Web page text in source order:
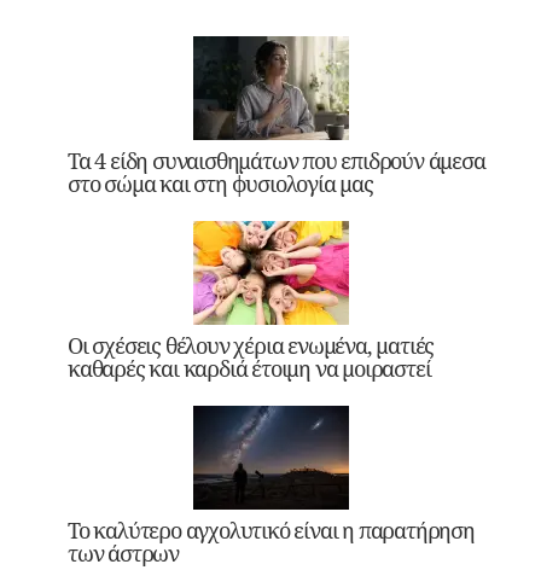
Τα 4 είδη συναισθημάτων που επιδρούν άμεσα
στο σώμα και στη φυσιολογία μας
Οι σχέσεις θέλουν χέρια ενωμένα, ματιές
καθαρές και καρδιά έτοιμη να μοιραστεί
Το καλύτερο αγχολυτικό είναι η παρατήρηση
των άστρων